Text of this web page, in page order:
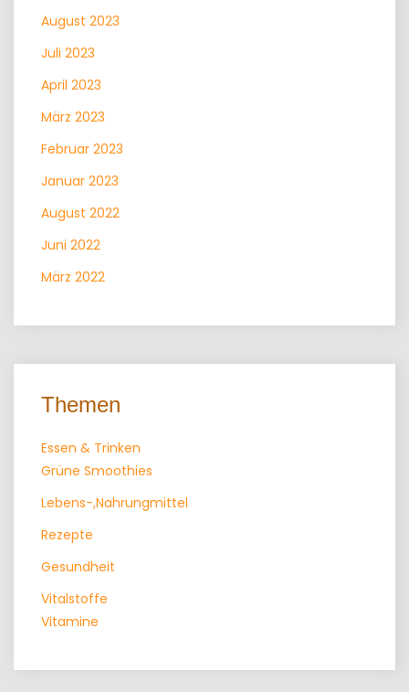
August 2023
Juli 2023
April 2023
März 2023
Februar 2023
Januar 2023
August 2022
Juni 2022
März 2022
Themen
Essen & Trinken
Grüne Smoothies
Lebens-,Nahrungmittel
Rezepte
Gesundheit
Vitalstoffe
Vitamine